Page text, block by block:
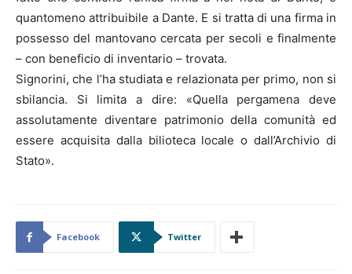
quantomeno attribuibile a Dante. E si tratta di una firma in
possesso del mantovano cercata per secoli e finalmente
– con beneficio di inventario – trovata.
Signorini, che l’ha studiata e relazionata per primo, non si
sbilancia. Si limita a dire: «Quella pergamena deve
assolutamente diventare patrimonio della comunità ed
essere acquisita dalla bilioteca locale o dall’Archivio di
Stato».
Facebook Twitter